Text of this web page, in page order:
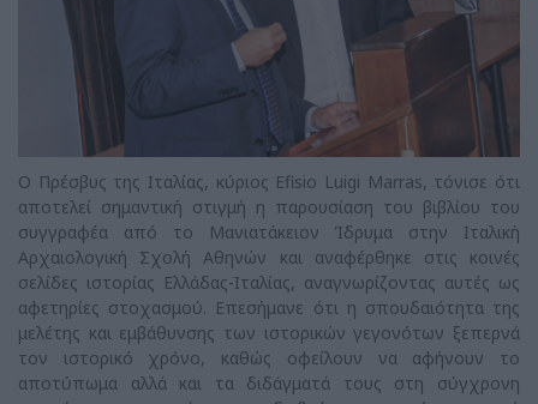
Ο Πρέσβυς της Ιταλίας, κύριος Efisio Luigi Marras, τόνισε ότι
αποτελεί σημαντική στιγμή η παρουσίαση του βιβλίου του
συγγραφέα από το Μανιατάκειον Ίδρυμα στην Ιταλική
Αρχαιολογική Σχολή Αθηνών και αναφέρθηκε στις κοινές
σελίδες ιστορίας Ελλάδας-Ιταλίας, αναγνωρίζοντας αυτές ως
αφετηρίες στοχασμού. Επεσήμανε ότι η σπουδαιότητα της
μελέτης και εμβάθυνσης των ιστορικών γεγονότων ξεπερνά
τον ιστορικό χρόνο, καθώς οφείλουν να αφήνουν το
αποτύπωμα αλλά και τα διδάγματά τους στη σύγχρονη